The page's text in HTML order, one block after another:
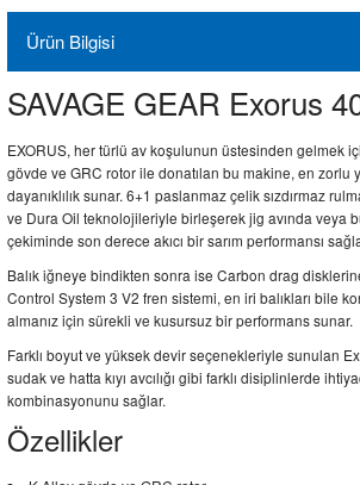
Ürün Bilgisi
SAVAGE GEAR Exorus
EXORUS, her türlü av koşulunun üstesinden gelmek
gövde ve GRC rotor ile donatılan bu makine, en zorlu
dayanıklılık sunar. 6+1 paslanmaz çelik sızdırmaz
ve Dura Oil teknolojileriyle birleşerek jig avında veya
çekiminde son derece akıcı bir sarım performansı
Balık iğneye bindikten sonra ise Carbon drag
Control System 3 V2 fren sistemi, en iri balıkları bile
almanız için sürekli ve kusursuz bir performans sunar.
Farklı boyut ve yüksek devir seçenekleriyle sunulan
sudak ve hatta kıyı avcılığı gibi farklı disiplinlerde
kombinasyonunu sağlar.
Özellikler